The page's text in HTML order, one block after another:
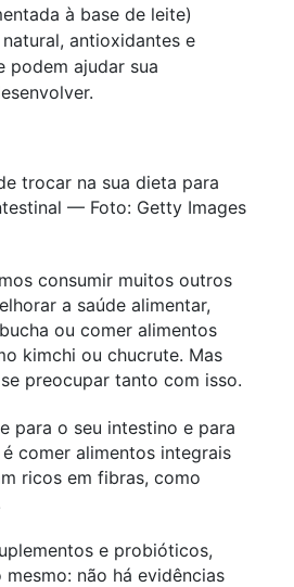
à base de leite)
antioxidantes e
podem ajudar sua
trocar na sua dieta para
— Foto: Getty Images
consumir muitos outros
a saúde alimentar,
ou comer alimentos
kimchi ou chucrute. Mas
preocupar tanto com isso.
para o seu intestino e para
comer alimentos integrais
ricos em fibras, como
e probióticos,
mesmo: não há evidências